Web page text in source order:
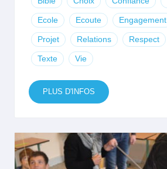
Ecole Ecoute Engagement
Projet Relations Respect
Texte Vie
PLUS D'INFOS